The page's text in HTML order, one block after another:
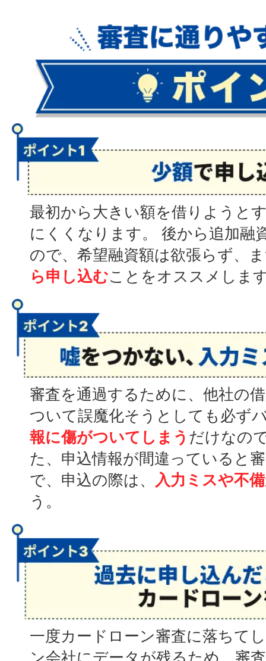
最初から大きい額を借りようと
にくくなります。 後から追加融
ので、希望融資額は欲張らず、
ら申し込むことをオススメしま
審査を通過するために、他社の
ついて誤魔化そうとしても必ず
報に傷がついてしまう だけなの
た、申込情報が間違っていると
で、申込の際は、 入力ミスや不
う。
一度カードローン審査に落ちて
ン会社にデータが残るため、審